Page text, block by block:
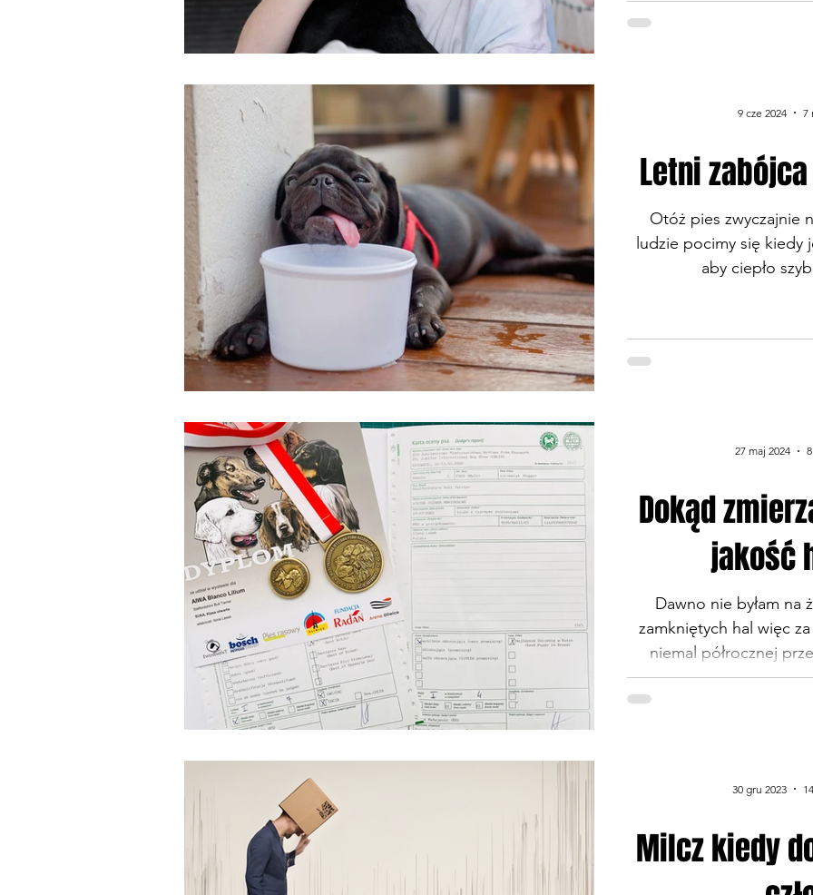
Letni
Otóż pies zwyczajnie
ludzie pocimy się kiedy
aby ciepło
9 cze 2024 7
Dokąd
jakość
Dawno nie byłam na
zamkniętych hal więc
niemal półrocznej
zewnętrzne.
spostrzeżeń. Będąc
otwartej suk zrobiło się 2
słabsi lub mają
27 maj 2024
Milcz kiedy
30 gru 2023